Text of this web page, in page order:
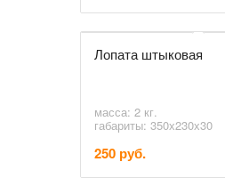
Лопата штыковая
масса: 2 кг.
габариты: 350х230х30
250 руб.